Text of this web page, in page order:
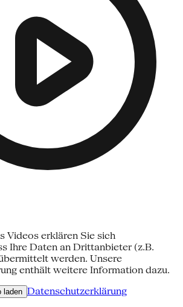
Videos erklären Sie sich
Ihre Daten an Drittanbieter (z.B.
werden. Unsere
enthält weitere Information dazu.
laden Datenschutzerklärung